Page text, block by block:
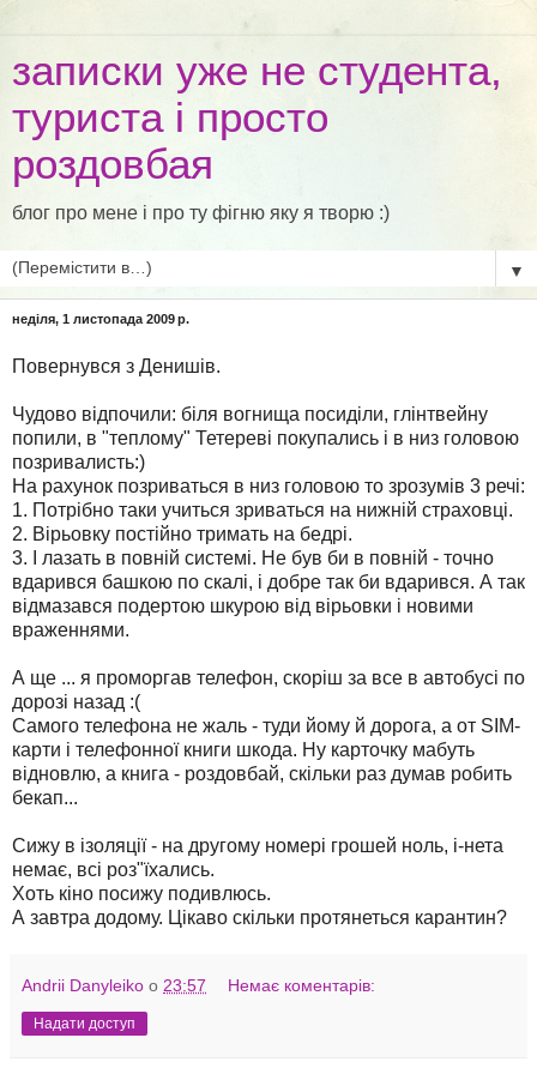
записки уже не студента,
туриста і просто
роздовбая
блог про мене і про ту фігню яку я творю :)
▼
неділя, 1 листопада 2009 р.
Повернувся з Денишів.
Чудово відпочили: біля вогнища посиділи, глінтвейну
попили, в "теплому" Тетереві покупались і в низ головою
позривалисть:)
На рахунок позриваться в низ головою то зрозумів 3 речі:
1. Потрібно таки учиться зриваться на нижній страховці.
2. Вірьовку постійно тримать на бедрі.
3. І лазать в повній системі. Не був би в повній - точно
вдарився башкою по скалі, і добре так би вдарився. А так
відмазався подертою шкурою від вірьовки і новими
враженнями.
А ще ... я проморгав телефон, скоріш за все в автобусі по
дорозі назад :(
Самого телефона не жаль - туди йому й дорога, а от SIM-
карти і телефонної книги шкода. Ну карточку мабуть
відновлю, а книга - роздовбай, скільки раз думав робить
бекап...
Сижу в ізоляції - на другому номері грошей ноль, і-нета
немає, всі роз"їхались.
Хоть кіно посижу подивлюсь.
А завтра додому. Цікаво скільки протянеться карантин?
Andrii Danyleiko о 23:57 Немає коментарів:
Надати доступ